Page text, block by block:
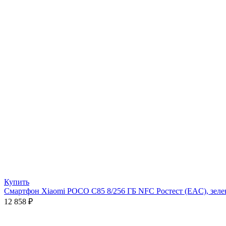
Купить
Смартфон Xiaomi POCO C85 8/256 ГБ NFC Ростест (EAC),
12 858 ₽